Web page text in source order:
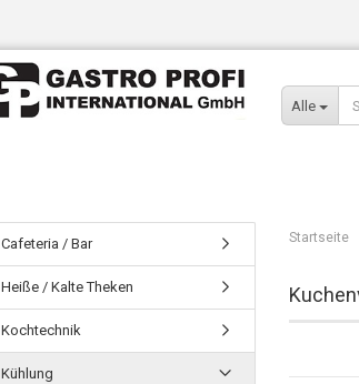
Alle
Startseite
Cafeteria / Bar
Heiße / Kalte Theken
Kochtechnik
Kühlung